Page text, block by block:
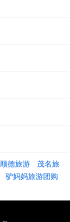
顺德旅游
茂名旅
驴妈妈旅游团购